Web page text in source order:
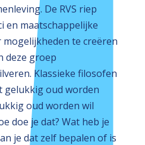
De RVS riep
en maatschappelijke
te creëren
deze groep
Klassieke filosofen
gelukkig oud worden
oud worden wil
doe je dat? Wat heb je
je dat zelf bepalen of is